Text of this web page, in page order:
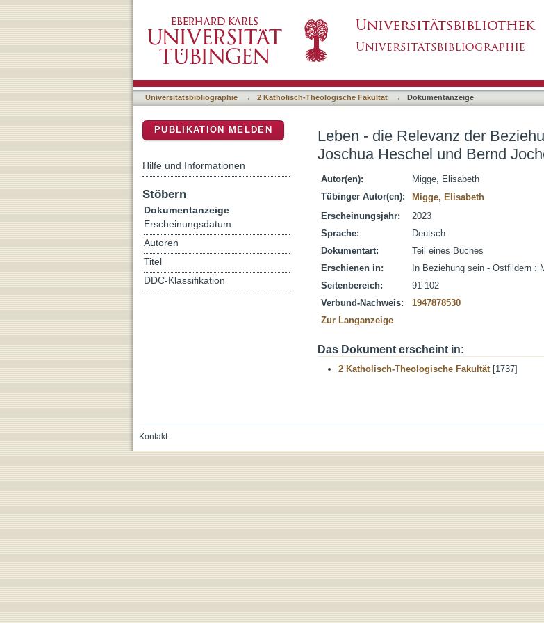
Leben - die Relevanz der Beziehungsdimension bei
Hilberath
Universitätsbibliographie → 2 Katholisch-Theologische Fakultät → Dokumentanzeige
Leben - die Relevanz der
Joschua Heschel und Bernd
Autor(en):
Migge, Elisabeth
Tübinger Autor(en):
Migge, Elisabeth
Erscheinungsjahr:
2023
Sprache:
Deutsch
Dokumentart:
Teil eines Buches
Erschienen in:
In Beziehung sein - Ostfildern :
Seitenbereich:
91-102
Verbund-Nachweis:
1947878530
Zur Langanzeige
Das Dokument erscheint in:
2 Katholisch-Theologische Fakultät[1737]
PUBLIKATION MELDEN
Hilfe und Informationen
Stöbern
Dokumentanzeige
Erscheinungsdatum
Autoren
Titel
DDC-Klassifikation
Kontakt